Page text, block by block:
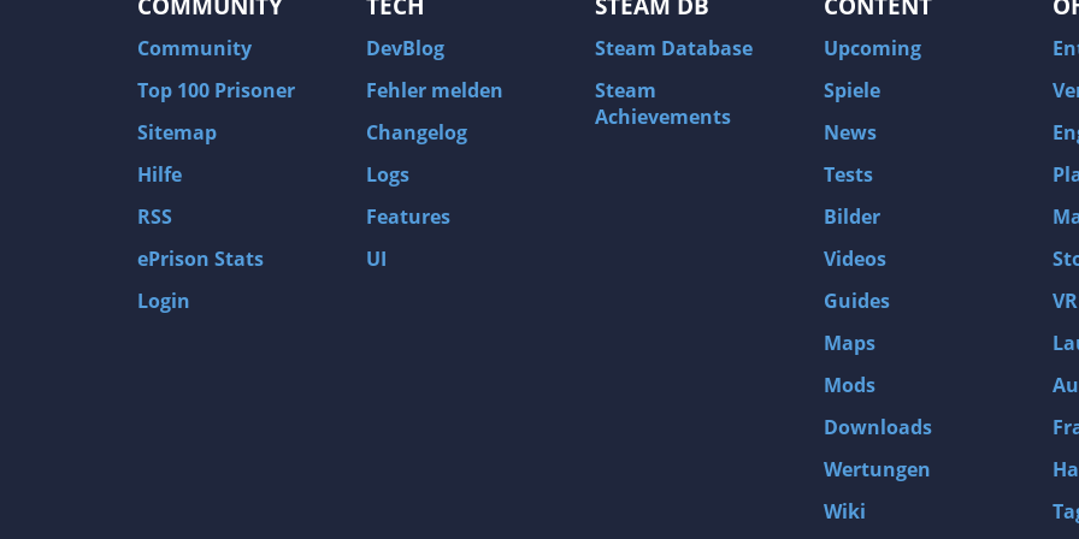
Community
Top 100 Prisoner
Sitemap
Hilfe
RSS
ePrison Stats
Login
DevBlog
Fehler melden
Changelog
Logs
Features
UI
Steam Database
Steam
Achievements
Upcoming
Spiele
News
Tests
Bilder
Videos
Guides
Maps
Mods
Downloads
Wertungen
Wiki
VR